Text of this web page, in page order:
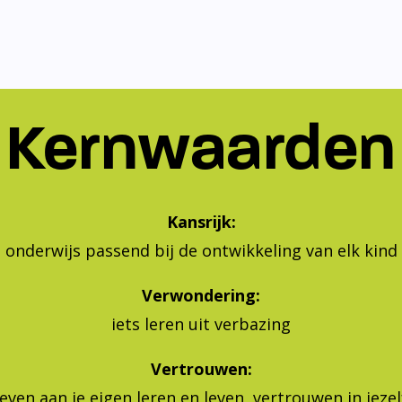
Kernwaarden
Kansrijk:
onderwijs passend bij de ontwikkeling van elk kind
Verwondering:
iets leren uit verbazing
Vertrouwen:
aan je eigen leren en leven, vertrouwen in